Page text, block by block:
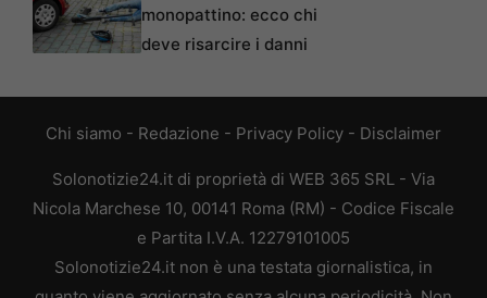
monopattino: ecco chi
deve risarcire i danni
Chi siamo - Redazione - Privacy Policy - Disclaimer
Solonotizie24.it di proprietà di WEB 365 SRL - Via
Nicola Marchese 10, 00141 Roma (RM) - Codice Fiscale
e Partita I.V.A. 12279101005
Solonotizie24.it non è una testata giornalistica, in